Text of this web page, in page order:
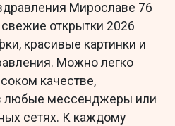
Мирославе 76
открытки 2026
красивые картинки и
Можно легко
качестве,
любые мессенджеры или
сетях. К каждому